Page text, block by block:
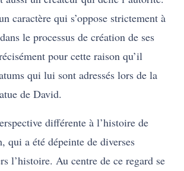
caractère qui s’oppose strictement à
le processus de création de ses
pour cette raison qu’il
qui lui sont adressés lors de la
de David.
différente à l’histoire de
qui a été dépeinte de diverses
l’histoire. Au centre de ce regard se